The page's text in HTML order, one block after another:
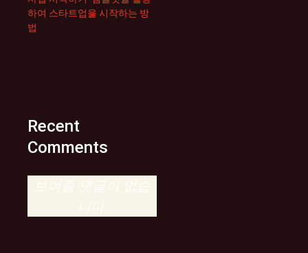
하여 스타트업을 시작하는 방
법
Recent
Comments
보여줄 댓글이 없습
니다.